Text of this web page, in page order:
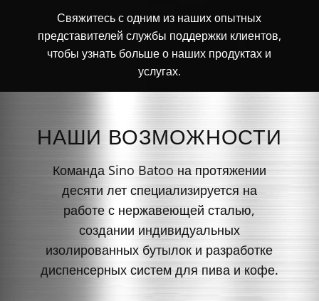
Свяжитесь с одним из наших опытных
представителей службы поддержки клиентов,
чтобы узнать больше о наших продуктах и
услугах.
НАШИ ВОЗМОЖНОСТИ
Команда Sino Batoo на протяжении
десяти лет специализируется на
работе с нержавеющей сталью,
создании индивидуальных
изолированных бутылок и разработке
диспенсерных систем для пива и кофе.